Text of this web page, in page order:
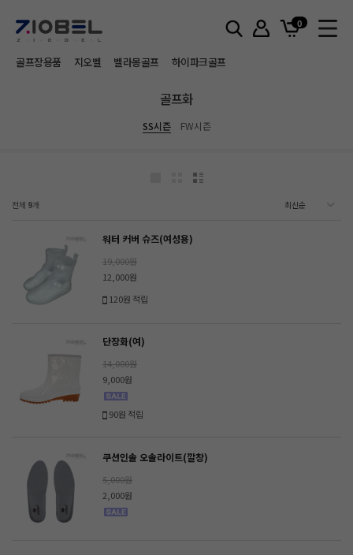
0
골프장용품 지오벨 벨라몽골프 하이파크골프
골프화
SS시즌 FW시즌
전체 9개
워터 커버 슈즈(여성용)
19,000원
12,000원
120원 적립
단장화(여)
14,000원
9,000원
90원 적립
쿠션인솔 오솔라이트(깔창)
5,000원
2,000원